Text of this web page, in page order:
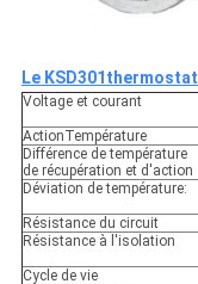
Le KSD301 thermostat
Voltage et courant
ActionTempérature
Différence de température
de récupération et d'action
Déviation de température:
Résistance du circuit
Résistance à l'isolation
Cycle de vie